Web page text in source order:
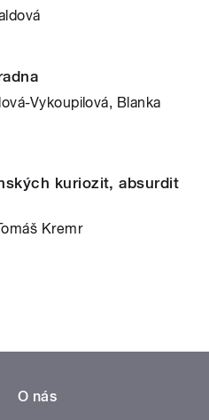
Vykoupilová, Blanka
kuriozit, absurdit
Kremr
O nás